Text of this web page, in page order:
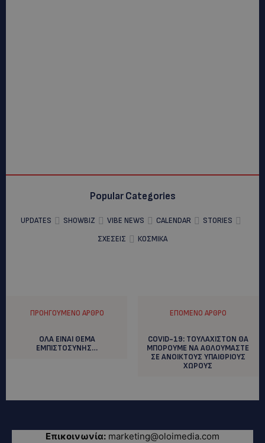
Popular Categories
UPDATES SHOWBIZ VIBE NEWS CALENDAR
STORIES
ΣΧΕΣΕΙΣ
ΚΟΣΜΙΚΑ
ΠΡΟΗΓΟΎΜΕΝΟ ΆΡΘΡΟ
ΟΛΑ ΕΙΝΑΙ ΘΕΜΑ
ΕΜΠΙΣΤΟΣΥΝΗΣ…
ΕΠΌΜΕΝΟ ΆΡΘΡΟ
COVID-19: TOYΛΑΧΙΣΤΟΝ ΘΑ
ΜΠΟΡΟΥΜΕ ΝΑ ΑΘΛΟΥΜΑΣΤΕ
ΣΕ ΑΝΟΙΚΤΟΥΣ ΥΠΑΙΘΡΙΟΥΣ
ΧΩΡΟΥΣ
Επικοινωνία: marketing@oloimedia.com